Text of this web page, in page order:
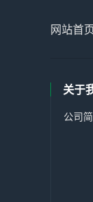
网站首页
关于
公司